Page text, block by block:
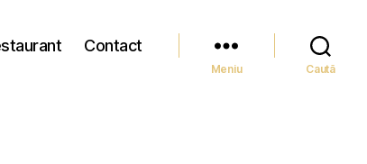
Contact
Meniu Caută